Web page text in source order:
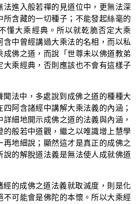
法進入般若禪的見道位中，更無法深
所含藏的一切種子；不能發起絲毫的
懂大乘經典。所以就乾脆否定大乘
含中曾經講過大乘法的名相，而以私
成佛之道，而說「世尊未以佛道教弟
大乘經典，否則應該也不會有這樣子
聞法中，多處說到成佛之道的種種大
四阿含諸經中講解大乘法義的內涵；
細地開示成佛之道的法義與內涵，
的般若中道觀，繼之以唯識增上慧學
再地細說；顯然這才是真正的成佛之
說的解脫道法義是無法使人成就佛道
經的成佛之道法義就取滅度，則是化
不可能會是佛陀的本懷。所以大乘經